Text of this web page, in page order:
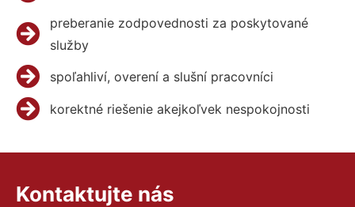
preberanie zodpovednosti za poskytované
služby
spoľahliví, overení a slušní pracovníci
korektné riešenie akejkoľvek nespokojnosti
Kontaktujte nás